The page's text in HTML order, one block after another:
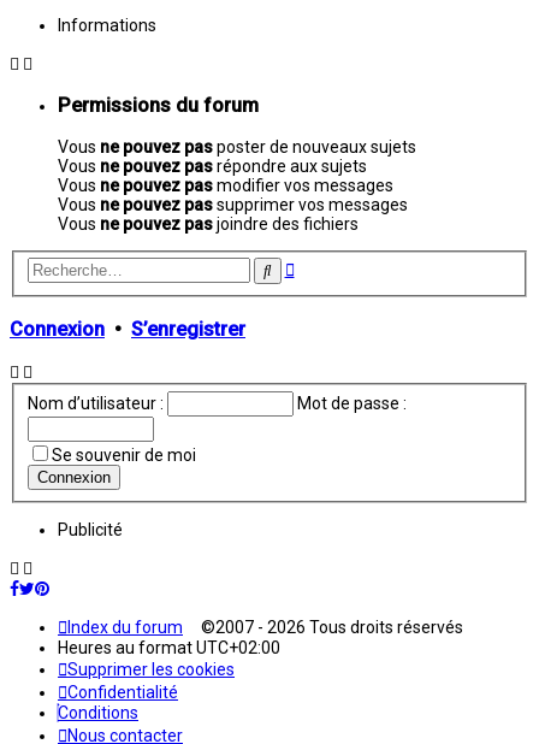
Informations
Permissions du forum
Vous ne pouvez pasposter de nouveaux sujets
Vous ne pouvez pasrépondre aux sujets
Vous ne pouvez pasmodifier vos messages
Vous ne pouvez passupprimer vos messages
Vous ne pouvez pasjoindre des fichiers
Rechercher
Recherche
Connexion • S’enregistrer
Nom d’utilisateur : Mot de passe :
Se souvenir de moi
Publicité
Index du forum ©2007 - 2026 Tous droits réservés
Heures au formatUTC+02:00
Supprimer les cookies
Confidentialité
Conditions
Nous contacter